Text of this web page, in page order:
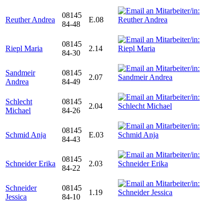
Reuther Andrea
08145
84-48
E.08
Riepl Maria
08145
84-30
2.14
Sandmeir
Andrea
08145
84-49
2.07
Schlecht
Michael
08145
84-26
2.04
Schmid Anja
08145
84-43
E.03
Schneider Erika
08145
84-22
2.03
Schneider
Jessica
08145
84-10
1.19